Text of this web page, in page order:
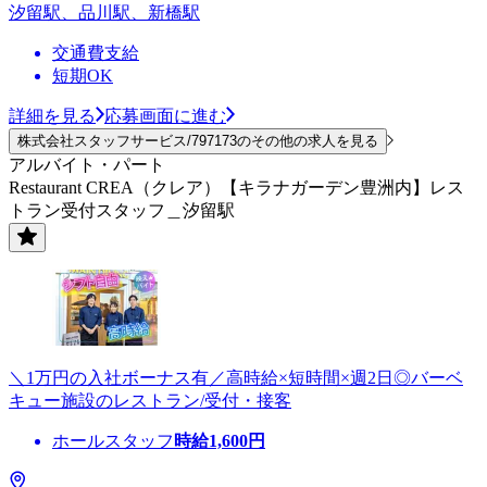
汐留駅、品川駅、新橋駅
交通費支給
短期OK
詳細を見る 応募画面に進む
株式会社スタッフサービス/797173のその他の求人を見る
アルバイト・パート
Restaurant CREA（クレア）【キラナガーデン豊洲内】レス
トラン受付スタッフ＿汐留駅
＼1万円の入社ボーナス有／高時給×短時間×週2日◎バーベ
キュー施設のレストラン/受付・接客
ホールスタッフ 時給1,600円